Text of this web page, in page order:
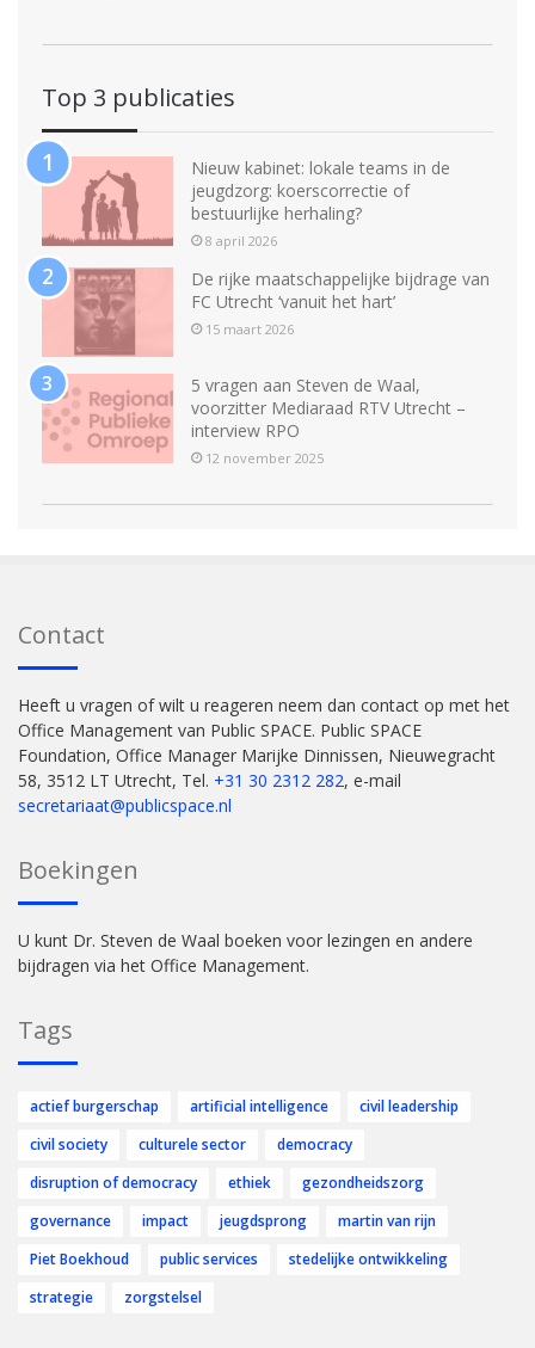
Top 3 publicaties
Nieuw kabinet: lokale teams in de
jeugdzorg: koerscorrectie of
bestuurlijke herhaling?
8 april 2026
De rijke maatschappelijke bijdrage van
FC Utrecht ‘vanuit het hart’
15 maart 2026
5 vragen aan Steven de Waal,
voorzitter Mediaraad RTV Utrecht –
interview RPO
12 november 2025
Contact
Heeft u vragen of wilt u reageren neem dan contact op met het
Office Management van Public SPACE. Public SPACE
Foundation, Office Manager Marijke Dinnissen, Nieuwegracht
58, 3512 LT Utrecht, Tel. +31 30 2312 282, e-mail
secretariaat@publicspace.nl
Boekingen
U kunt Dr. Steven de Waal boeken voor lezingen en andere
bijdragen via het Office Management.
Tags
actief burgerschap artificial intelligence
civil leadership
civil society
culturele sector
democracy
disruption of democracy
ethiek
gezondheidszorg
governance
impact jeugdsprong
martin van rijn
Piet Boekhoud
public services
stedelijke ontwikkeling
strategie
zorgstelsel